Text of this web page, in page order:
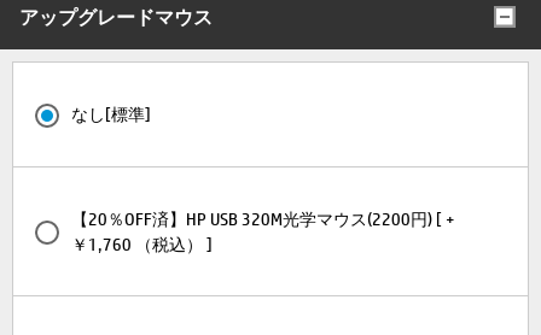
アップグレードマウス
なし[標準]
【20％OFF済】HP USB 320M光学マウス(2200円) [ +
￥1,760 （税込） ]